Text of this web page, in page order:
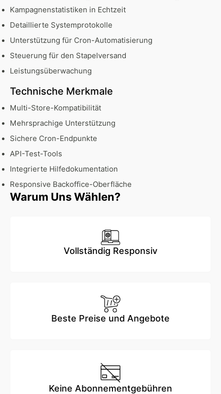
Kampagnenstatistiken in Echtzeit
Detaillierte Systemprotokolle
Unterstützung für Cron-Automatisierung
Steuerung für den Stapelversand
Leistungsüberwachung
Technische Merkmale
Multi-Store-Kompatibilität
Mehrsprachige Unterstützung
Sichere Cron-Endpunkte
API-Test-Tools
Integrierte Hilfedokumentation
Responsive Backoffice-Oberfläche
Warum Uns Wählen?
Vollständig Responsiv
Beste Preise und Angebote
Keine Abonnementgebühren